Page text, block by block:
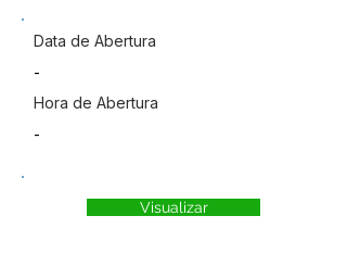
Data de Abertura
-
Hora de Abertura
-
Visualizar